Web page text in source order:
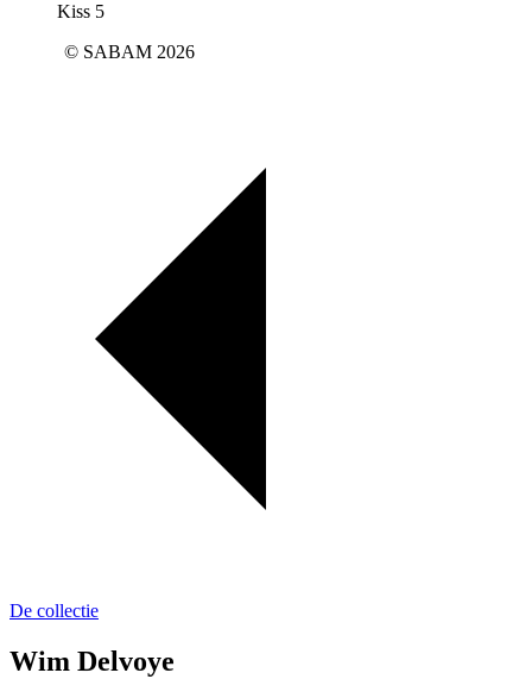
Kiss 5
© SABAM 2026
De collectie
Wim Delvoye